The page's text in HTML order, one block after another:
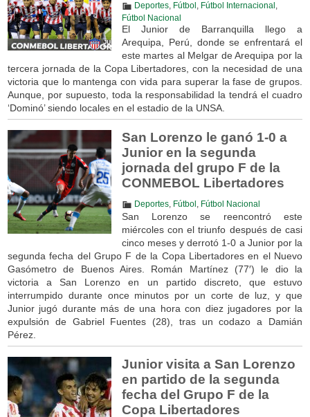
Deportes, Fútbol Fútbol Internacional
Fútbol Nacional
El Junior de Barranquilla llego a
Arequipa, Perú, donde se enfrentará el
este martes al Melgar de Arequipa por la
tercera jornada de la Copa Libertadores, con la necesidad de una
victoria que lo mantenga con vida para superar la fase de grupos.
Aunque, por supuesto, toda la responsabilidad la tendrá el cuadro
‘Dominó’ siendo locales en el estadio de la UNSA.
San Lorenzo le ganó 1-0 a
Junior en la segunda
jornada del grupo F de la
CONMEBOL Libertadores
Deportes, Fútbol Fútbol Nacional
San Lorenzo se reencontró este
miércoles con el triunfo después de casi
cinco meses y derrotó 1-0 a Junior por la
segunda fecha del Grupo F de la Copa Libertadores en el Nuevo
Gasómetro de Buenos Aires. Román Martínez (77′) le dio la
victoria a San Lorenzo en un partido discreto, que estuvo
interrumpido durante once minutos por un corte de luz, y que
Junior jugó durante más de una hora con diez jugadores por la
expulsión de Gabriel Fuentes (28), tras un codazo a Damián
Pérez.
Junior visita a San Lorenzo
en partido de la segunda
fecha del Grupo F de la
Copa Libertadores